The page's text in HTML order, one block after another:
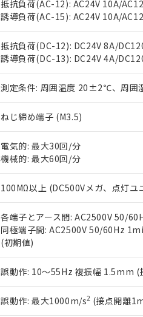
抵抗負荷(AC-12): AC24V 10A/
誘導負荷(AC-15): AC24V 10A/
抵抗負荷(DC-12): DC24V 8A/
誘導負荷(DC-13): DC24V 4A/
測定条件: 周囲温度 20±2℃、周
ねじ締め端子 (M3.5)
電気的: 最大30回/分
機械的: 最大60回/分
100MΩ以上 (DC500Vメガ、点灯ユ
各端子とアース間: AC2500V 50/
同極端子間: AC2500V 50/60Hz
(初期値)
誤動作: 10～55Hz 複振幅 1.5mm (
誤動作: 最大1000m/s2 (接点開離
お客様が当ウェブサイト
が、当社の製品・サービ
さい。
※当社の共同利用者とは、
いる法人を指します。
※3 非含有証明書ダウンロ
下記の非含有証明書をダウンロ
EU RoHS指令（10物質）の非
51物質の非含有証明書（当社基
※本証明書は発行日時点で非含
また、RoHS指令のフタル酸エ
既に当社にて対応品への在庫
り割愛しております。
「－」：未確認です。当社販売
白